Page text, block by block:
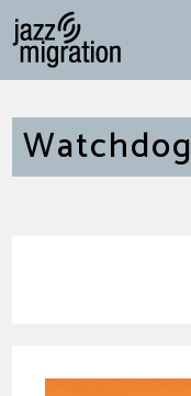
Watchdog